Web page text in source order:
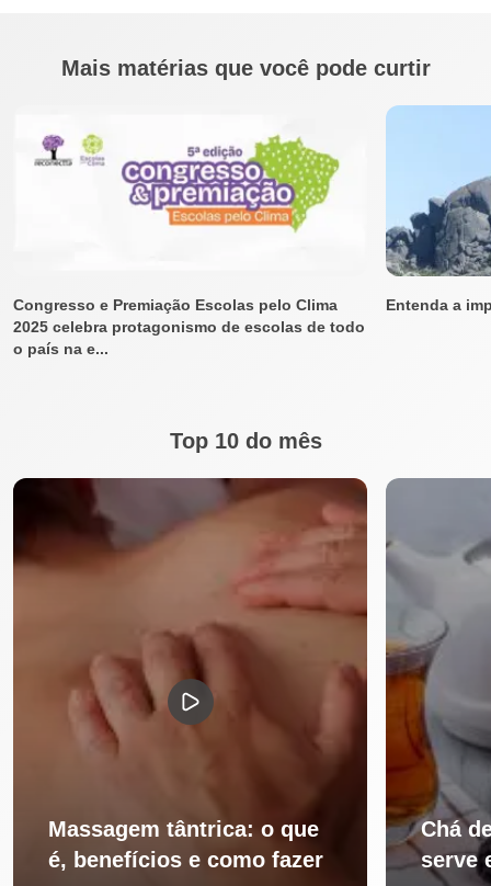
Mais matérias que você pode curtir
Congresso e Premiação Escolas pelo Clima
2025 celebra protagonismo de escolas de todo
o país na e...
Entenda a
Top 10 do mês
Massagem tântrica: o que
é, benefícios e como fazer
Chá
serve